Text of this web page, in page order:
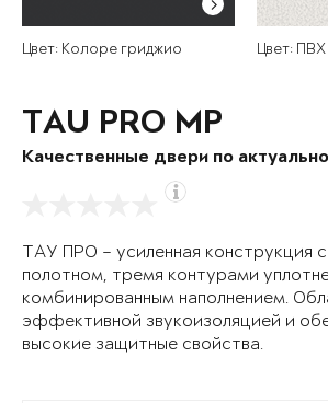
Цвет: Колоре гриджио Цвет: ПВХ
TAU PRO MP
Качественные двери по
ТАУ ПРО – усиленная конструкция
полотном, тремя контурами
комбинированным наполнением.
эффективной звукоизоляцией и
высокие защитные свойства.